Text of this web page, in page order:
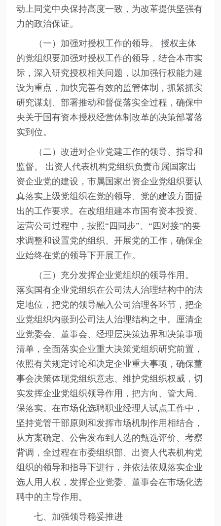
动上同党中央保持高度一致，为改革提供坚强有
力的政治保证。
（一）加强对授权工作的领导。 授权主体
的党组织要加强对授权工作的领导，结合本市实
际，深入研究授权相关问题，以加强行权能力建
设为重点，加快完善有效的监管体制，抓紧抓实
研究谋划、部署推动和督促落实全过程，确保中
央关于国有资本授权经营体制改革的决策部署落
实到位。
（二）改进对企业党建工作的领导、指导和
监督。 出资人代表机构党组织负责市属国家出
资企业党的建设，市属国家出资企业党组织要认
真落实上级党组织在党的领导、党的建设方面提
出的工作要求。在改组组建本市国有资本投资、
运营公司过程中，按照“四同步”、“四对接”的要
求调整和设置党的组织、开展党的工作，确保企
业始终在党的领导下开展工作。
（三）充分发挥企业党组织的领导作用。
落实国有企业党组织在公司法人治理结构中的法
定地位，把党的领导融入公司治理各环节，把企
业党组织内嵌到公司法人治理结构之中。厘清企
业党委会、董事会、经理层决策边界和决策事项
清单，全面落实企业重大决策党组织研究前置，
依照有关规定讨论和决定企业重大事项，确保董
事会决策体现党组织意志、维护党组织权威，切
实发挥企业党组织领导作用，把方向、管大局、
保落实。在市场化选聘职业经理人试点工作中，
坚持党管干部原则和发挥市场机制作用相结合，
从方案确定、公告发布到人选的甄选评价、考察
背调，全过程在市委组织部、出资人代表机构党
组织的领导和指导下进行，并依法依规落实企业
选人用人权，发挥企业党委、董事会在市场化选
聘中的主导作用。
七、加强领导稳妥推进